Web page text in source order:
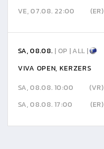
VE, 07.08. 22:00
(ER)
SA, 08.08. | OP | ALL |
VIVA OPEN, KERZERS
SA, 08.08. 10:00
(VR)
SA, 08.08. 17:00
(ER)